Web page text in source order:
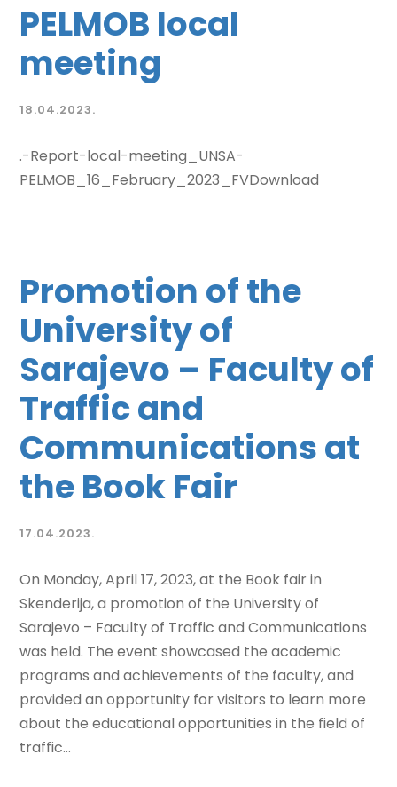
PELMOB local
meeting
18.04.2023.
.-Report-local-meeting_UNSA-
PELMOB_16_February_2023_FVDownload
Promotion of the
University of
Sarajevo – Faculty of
Traffic and
Communications at
the Book Fair
17.04.2023.
On Monday, April 17, 2023, at the Book fair in
Skenderija, a promotion of the University of
Sarajevo – Faculty of Traffic and Communications
was held. The event showcased the academic
programs and achievements of the faculty, and
provided an opportunity for visitors to learn more
about the educational opportunities in the field of
traffic...